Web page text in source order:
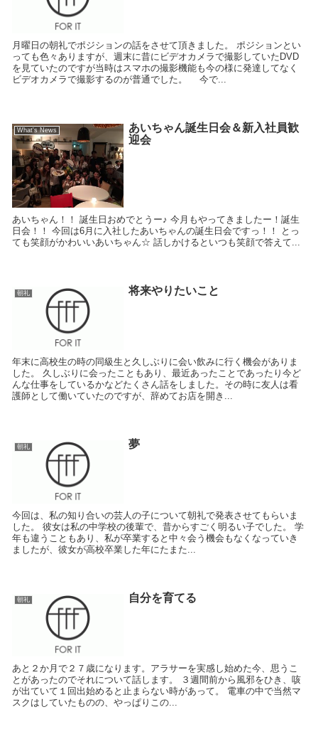
月曜日の朝礼でポジションの話をさせて頂きました。 ポジションとい
っても色々ありますが、週末に昔にビデオカメラで撮影していたDVD
を見ていたのですが当時はスマホの撮影機能も今の様に発達してなく
ビデオカメラで撮影するのが普通でした。 今で...
What's News
あいちゃん誕生日会＆新入社員歓
迎会
あいちゃん！！ 誕生日おめでとうー♪ 今月もやってきましたー！誕生
日会！！ 今回は6月に入社したあいちゃんの誕生日会ですっ！！ とっ
ても笑顔がかわいいあいちゃん☆ 話しかけるといつも笑顔で答えて...
朝礼 将来やりたいこと
年末に高校生の時の同級生と久しぶりに会い飲みに行く機会がありま
した。 久しぶりに会ったこともあり、最近あったことであったり今ど
んな仕事をしているかなどたくさん話をしました。その時に友人は看
護師として働いていたのですが、辞めてお店を開き...
朝礼 夢
今回は、私の知り合いの芸人の子について朝礼で発表させてもらいま
した。 彼女は私の中学校の後輩で、昔からすごく明るい子でした。 学
年も違うこともあり、私が卒業すると中々会う機会もなくなっていき
ましたが、彼女が高校卒業した年にたまた...
朝礼 自分を育てる
あと２か月で２７歳になります。アラサーを実感し始めた今、思うこ
とがあったのでそれについて話します。 ３週間前から風邪をひき、咳
が出ていて１回出始めると止まらない時があって。 電車の中で当然マ
スクはしていたものの、やっぱりこの...